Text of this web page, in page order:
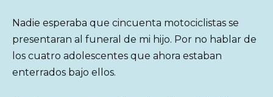
Nadie esperaba que cincuenta motociclistas se
presentaran al funeral de mi hijo. Por no hablar de
los cuatro adolescentes que ahora estaban
enterrados bajo ellos.